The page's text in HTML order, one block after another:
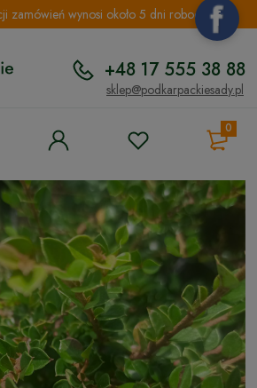
zamówień wynosi około 5 dni roboczych.
+48 17 555 38 88
sklep@podkarpackiesady.pl
0